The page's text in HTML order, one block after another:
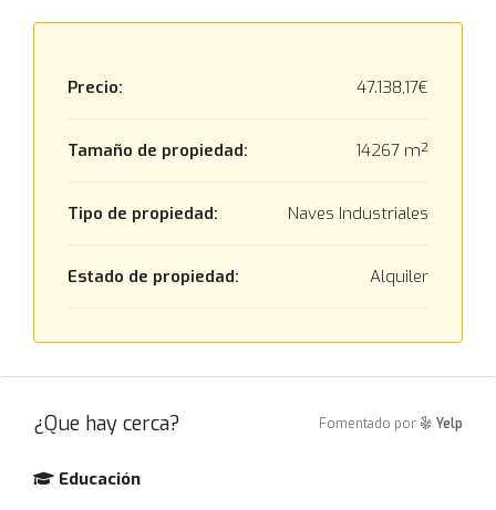
Precio: 47.138,17€
Tamaño de propiedad: 14267 m²
Tipo de propiedad: Naves Industriales
Estado de propiedad: Alquiler
¿Que hay cerca? Fomentado por Yelp
Educación